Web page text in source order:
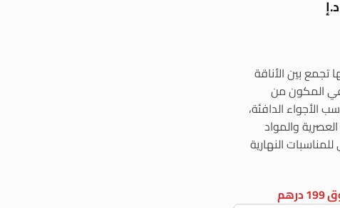
د.إالسعر
الحالي
تجمع بين الأناقة
المكون من
الدافئة،
والمواد
النهارية